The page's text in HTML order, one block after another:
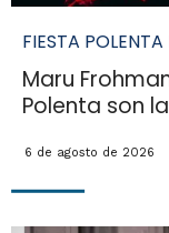
FIESTA
Maru
Polenta son
6 de agosto de 2026